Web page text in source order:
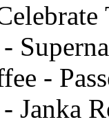
-
-
Jаnkа